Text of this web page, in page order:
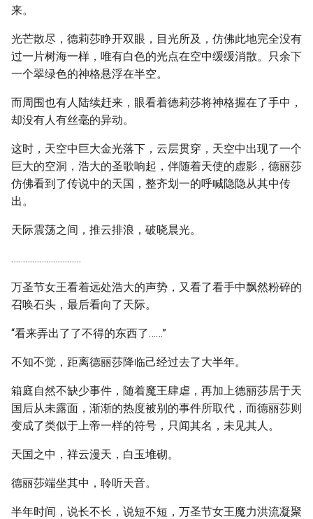
来。
光芒散尽，德莉莎睁开双眼，目光所及，仿佛此地完全没有
过一片树海一样，唯有白色的光点在空中缓缓消散。只余下
一个翠绿色的神格悬浮在半空。
而周围也有人陆续赶来，眼看着德莉莎将神格握在了手中，
却没有人有丝毫的异动。
这时，天空中巨大金光落下，云层贯穿，天空中出现了一个
巨大的空洞，浩大的圣歌响起，伴随着天使的虚影，德丽莎
仿佛看到了传说中的天国，整齐划一的呼喊隐隐从其中传
出。
天际震荡之间，推云排浪，破晓晨光。
…………………………
万圣节女王看着远处浩大的声势，又看了看手中飘然粉碎的
召唤石头，最后看向了天际。
“看来弄出了了不得的东西了……”
不知不觉，距离德丽莎降临己经过去了大半年。
箱庭自然不缺少事件，随着魔王肆虐，再加上德丽莎居于天
国后从未露面，渐渐的热度被别的事件所取代，而德丽莎则
变成了类似于上帝一样的符号，只闻其名，未见其人。
天国之中，祥云漫天，白玉堆砌。
德丽莎端坐其中，聆听天音。
半年时间，说长不长，说短不短，万圣节女王魔力洪流凝聚